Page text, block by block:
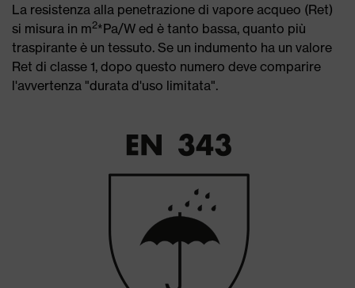
La resistenza alla penetrazione di vapore acqueo (Ret)
si misura in m2*Pa/W ed è tanto bassa, quanto più
traspirante è un tessuto. Se un indumento ha un valore
Ret di classe 1, dopo questo numero deve comparire
l'avvertenza "durata d'uso limitata".